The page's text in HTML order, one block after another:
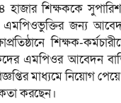
হাজার শিক্ষককে
জন্য
শিক্ষক-
এমপিওর আবেদন
মাধ্যমে নিয়োগ
করছেন।